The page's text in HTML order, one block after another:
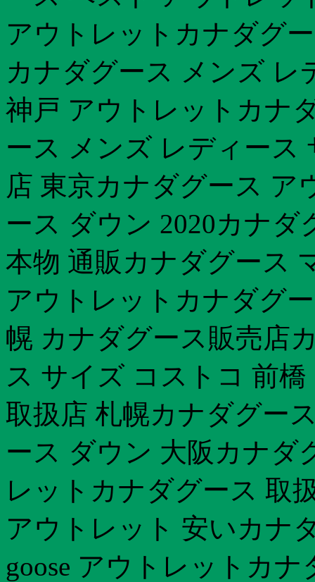
アウトレットカナダグ
カナダグース メンズ レ
神戸 アウトレットカナ
ース メンズ レディース
店 東京カナダグース ア
ース ダウン 2020カナ
本物 通販カナダグース
アウトレットカナダグ
幌 カナダグース販売店
ス サイズ コストコ 前
取扱店 札幌カナダグー
ース ダウン 大阪カナダ
レットカナダグース 取
アウトレット 安いカナ
goose アウトレットカ